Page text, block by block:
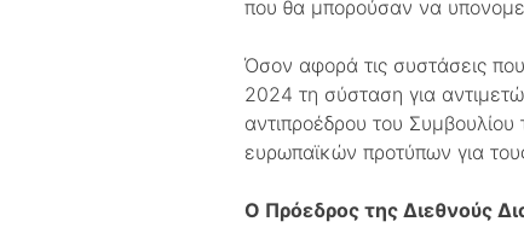
που θα μπορούσαν να
Όσον αφορά τις συστάσεις
2024 τη σύσταση για
αντιπροέδρου του
ευρωπαϊκών προτύπων για
Ο Πρόεδρος της Διεθνούς